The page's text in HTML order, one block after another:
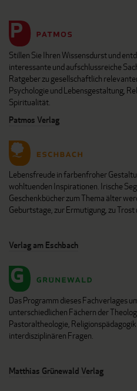
Stillen Sie Ihren Wissensdurst und
interessante und aufschlussreiche
Ratgeber zu gesellschaftlich
Psychologie und Lebensgestaltung,
Spiritualität.
Patmos Verlag
Lebensfreude in farbenfroher
wohltuenden Inspirationen. Irische
Geschenkbücher zum Thema älter
Geburtstage, zur Ermutigung, zu Trost
Verlag am Eschbach
Das Programm dieses Fachverlages
unterschiedlichen Fächern der
Pastoraltheologie,
interdisziplinären Fragen.
Matthias Grünewald Verlag